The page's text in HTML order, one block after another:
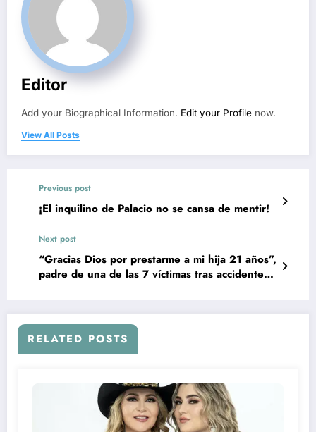
Editor
Add your Biographical Information. Edit your Profile now.
View All Posts
Previous post
¡El inquilino de Palacio no se cansa de mentir!
Next post
“Gracias Dios por prestarme a mi hija 21 años”,
padre de una de las 7 víctimas tras accidente
en Veracruz
RELATED POSTS